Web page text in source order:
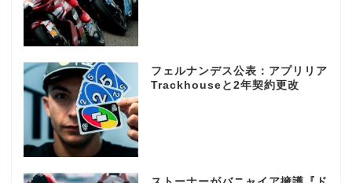
フェルナンデス公表：アプリリア
Trackhouseと2年契約更改